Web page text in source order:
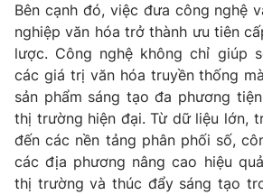
VTV Money VTV
VTV Sức khoẻ Bất
Thị trường 24h Tấm
VTV4 Vươn
Bên cạnh đó, việc đưa công nghệ
nghiệp văn hóa trở thành ưu tiên
lược. Công nghệ không chỉ giúp
các giá trị văn hóa truyền thống
sản phẩm sáng tạo đa phương
thị trường hiện đại. Từ dữ liệu lớn,
đến các nền tảng phân phối số,
các địa phương nâng cao hiệu
thị trường và thúc đẩy sáng tạo